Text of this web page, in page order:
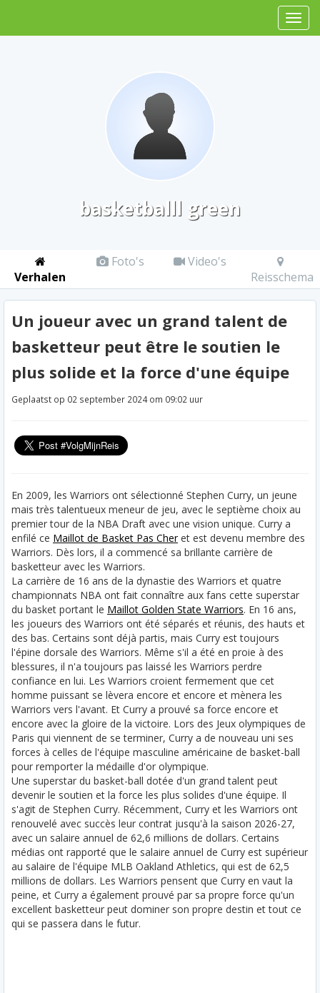
basketballl green
Verhalen
Foto's
Video's
Reisschema
Un joueur avec un grand talent de
basketteur peut être le soutien le
plus solide et la force d'une équipe
Geplaatst op 02 september 2024 om 09:02 uur
En 2009, les Warriors ont sélectionné Stephen Curry, un jeune
mais très talentueux meneur de jeu, avec le septième choix au
premier tour de la NBA Draft avec une vision unique. Curry a
enfilé ce Maillot de Basket Pas Cheret est devenu membre des
Warriors. Dès lors, il a commencé sa brillante carrière de
basketteur avec les Warriors.
La carrière de 16 ans de la dynastie des Warriors et quatre
championnats NBA ont fait connaître aux fans cette superstar
du basket portant le Maillot Golden State Warriors. En 16 ans,
les joueurs des Warriors ont été séparés et réunis, des hauts et
des bas. Certains sont déjà partis, mais Curry est toujours
l'épine dorsale des Warriors. Même s'il a été en proie à des
blessures, il n'a toujours pas laissé les Warriors perdre
confiance en lui. Les Warriors croient fermement que cet
homme puissant se lèvera encore et encore et mènera les
Warriors vers l'avant. Et Curry a prouvé sa force encore et
encore avec la gloire de la victoire. Lors des Jeux olympiques de
Paris qui viennent de se terminer, Curry a de nouveau uni ses
forces à celles de l'équipe masculine américaine de basket-ball
pour remporter la médaille d'or olympique.
Une superstar du basket-ball dotée d'un grand talent peut
devenir le soutien et la force les plus solides d'une équipe. Il
s'agit de Stephen Curry. Récemment, Curry et les Warriors ont
renouvelé avec succès leur contrat jusqu'à la saison 2026-27,
avec un salaire annuel de 62,6 millions de dollars. Certains
médias ont rapporté que le salaire annuel de Curry est supérieur
au salaire de l'équipe MLB Oakland Athletics, qui est de 62,5
millions de dollars. Les Warriors pensent que Curry en vaut la
peine, et Curry a également prouvé par sa propre force qu'un
excellent basketteur peut dominer son propre destin et tout ce
qui se passera dans le futur.